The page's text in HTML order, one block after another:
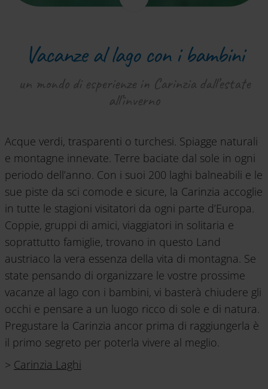
Vacanze al lago con i bambini
un mondo di esperienze in Carinzia dall’estate
all’inverno
Acque verdi, trasparenti o turchesi. Spiagge naturali
e montagne innevate. Terre baciate dal sole in ogni
periodo dell’anno. Con i suoi 200 laghi balneabili e le
sue piste da sci comode e sicure, la Carinzia accoglie
in tutte le stagioni visitatori da ogni parte d’Europa.
Coppie, gruppi di amici, viaggiatori in solitaria e
soprattutto famiglie, trovano in questo Land
austriaco la vera essenza della vita di montagna. Se
state pensando di organizzare le vostre prossime
vacanze al lago con i bambini, vi basterà chiudere gli
occhi e pensare a un luogo ricco di sole e di natura.
Pregustare la Carinzia ancor prima di raggiungerla è
il primo segreto per poterla vivere al meglio.
> Carinzia Laghi